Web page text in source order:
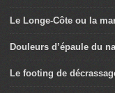
Le Longe-Côte ou la
Douleurs d’épaule du
Le footing de